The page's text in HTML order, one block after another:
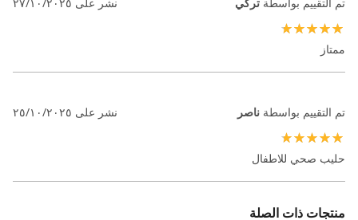
ممتاز
تم التقييم بواسطة ناصر نشر على ٢٥/١٠/٢٠٢٥
حليب صحي للاطفال
منتجات ذات الصلة